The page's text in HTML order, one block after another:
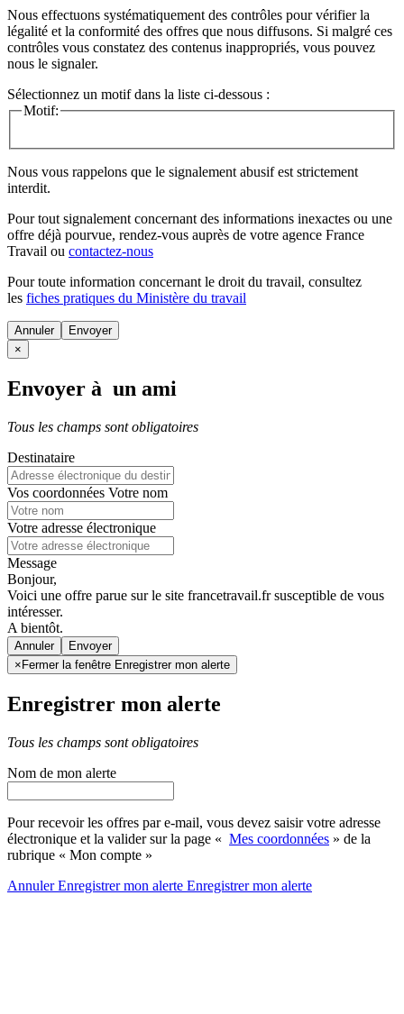
Nous effectuons systématiquement des contrôles pour vérifier la
légalité et la conformité des offres que nous diffusons. Si malgré ces
contrôles vous constatez des contenus inappropriés, vous pouvez
nous le signaler.
Sélectionnez un motif dans la liste ci-dessous :
Motif:
Nous vous rappelons que le signalement abusif est strictement
interdit.
Pour tout signalement concernant des informations inexactes ou une
offre déjà pourvue, rendez-vous auprès de votre agence France
Travail ou contactez-nous
Pour toute information concernant le droit du travail, consultez
les fiches pratiques du Ministère du travail
Annuler
×
Envoyer à un ami
Tous les champs sont obligatoires
Destinataire
Vos coordonnées Votre nom
Votre adresse électronique
Message
Bonjour,
Voici une offre parue sur le site francetravail.fr susceptible de vous
intéresser.
A bientôt.
Annuler
× Fermer la fenêtre Enregistrer mon alerte
Enregistrer mon alerte
Tous les champs sont obligatoires
Nom de mon alerte
Pour recevoir les offres par e-mail, vous devez saisir votre adresse
électronique et la valider sur la page « Mes coordonnées » de la
rubrique « Mon compte »
AnnulerEnregistrer mon alerte Enregistrermon alerte